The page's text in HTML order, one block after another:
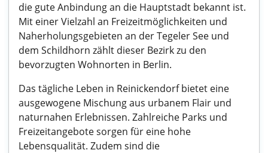
die gute Anbindung an die Hauptstadt bekannt ist.
Mit einer Vielzahl an Freizeitmöglichkeiten und
Naherholungsgebieten an der Tegeler See und
dem Schildhorn zählt dieser Bezirk zu den
bevorzugten Wohnorten in Berlin.
Das tägliche Leben in Reinickendorf bietet eine
ausgewogene Mischung aus urbanem Flair und
naturnahen Erlebnissen. Zahlreiche Parks und
Freizeitangebote sorgen für eine hohe
Lebensqualität. Zudem sind die